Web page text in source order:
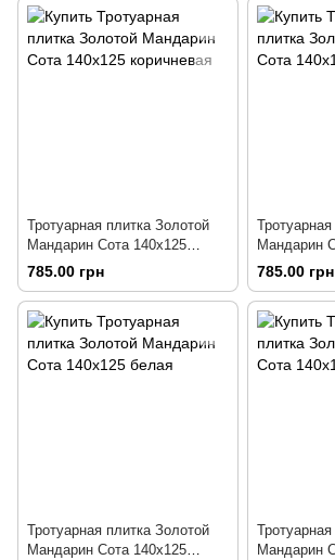
Тротуарная плитка Золотой
Мандарин Сота 140х125
коричневая
785.00 грн
Мандарин
черная
785.00 грн
Тротуарная плитка Золотой
Мандарин Сота 140х125
Мандарин